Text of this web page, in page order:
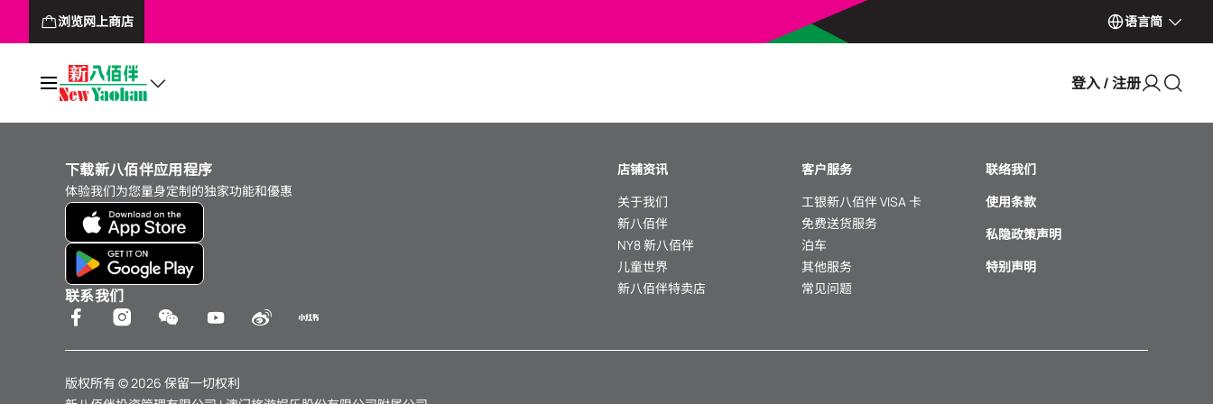
浏览网上商店 语言简
登入 / 注册
下载新八佰伴应用程序
体验我们为您量身定制的独家功能和優惠
联系我们
店铺资讯
关于我们
新八佰伴
NY8 新八佰伴
儿童世界
新八佰伴特卖店
客户服务
工银新八佰伴 VISA 卡
免费送货服务
泊车
其他服务
常见问题
联络我们
使用条款
私隐政策声明
特别声明
版权所有 © 2026 保留一切权利